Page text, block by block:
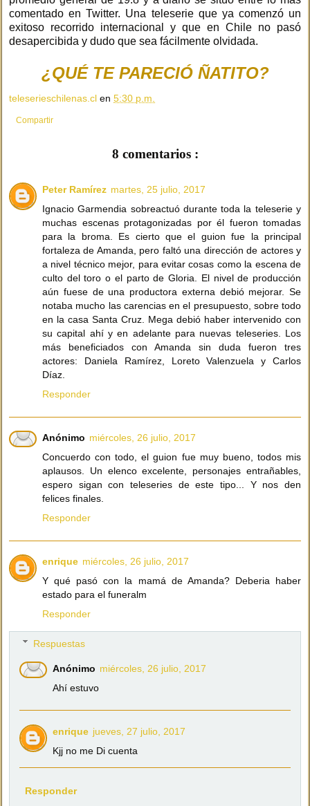
comentado en Twitter. Una teleserie que ya comenzó un
exitoso recorrido internacional y que en Chile no pasó
desapercibida y dudo que sea fácilmente olvidada.
¿QUÉ TE PARECIÓ ÑATITO?
teleserieschilenas.cl en 5:30 p.m.
Compartir
8 comentarios :
Peter Ramírez martes, 25 julio, 2017
Ignacio Garmendia sobreactuó durante toda la teleserie y
muchas escenas protagonizadas por él fueron tomadas
para la broma. Es cierto que el guion fue la principal
fortaleza de Amanda, pero faltó una dirección de actores y
a nivel técnico mejor, para evitar cosas como la escena de
culto del toro o el parto de Gloria. El nivel de producción
aún fuese de una productora externa debió mejorar. Se
notaba mucho las carencias en el presupuesto, sobre todo
en la casa Santa Cruz. Mega debió haber intervenido con
su capital ahí y en adelante para nuevas teleseries. Los
más beneficiados con Amanda sin duda fueron tres
actores: Daniela Ramírez, Loreto Valenzuela y Carlos
Díaz.
Responder
Anónimo miércoles, 26 julio, 2017
Concuerdo con todo, el guion fue muy bueno, todos mis
aplausos. Un elenco excelente, personajes entrañables,
espero sigan con teleseries de este tipo... Y nos den
felices finales.
Responder
enrique miércoles, 26 julio, 2017
Y qué pasó con la mamá de Amanda? Deberia haber
estado para el funeralm
Responder
Respuestas
Anónimo miércoles, 26 julio, 2017
Ahí estuvo
enrique jueves, 27 julio, 2017
Kjj no me Di cuenta
Responder